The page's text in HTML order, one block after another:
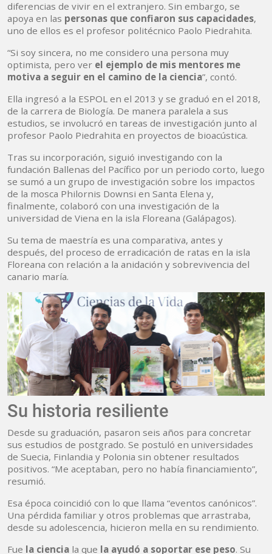
diferencias de vivir en el extranjero. Sin embargo, se
apoya en las personas que confiaron sus capacidades,
uno de ellos es el profesor politécnico Paolo Piedrahita.
“Si soy sincera, no me considero una persona muy
optimista, pero ver el ejemplo de mis mentores me
motiva a seguir en el camino de la ciencia”, contó.
Ella ingresó a la ESPOL en el 2013 y se graduó en el 2018,
de la carrera de Biología. De manera paralela a sus
estudios, se involucró en tareas de investigación junto al
profesor Paolo Piedrahita en proyectos de bioacústica.
Tras su incorporación, siguió investigando con la
fundación Ballenas del Pacífico por un periodo corto, luego
se sumó a un grupo de investigación sobre los impactos
de la mosca Philornis Downsi en Santa Elena y,
finalmente, colaboró con una investigación de la
universidad de Viena en la isla Floreana (Galápagos).
Su tema de maestría es una comparativa, antes y
después, del proceso de erradicación de ratas en la isla
Floreana con relación a la anidación y sobrevivencia del
canario maría.
Su historia resiliente
Desde su graduación, pasaron seis años para concretar
sus estudios de postgrado. Se postuló en universidades
de Suecia, Finlandia y Polonia sin obtener resultados
positivos. “Me aceptaban, pero no había financiamiento”,
resumió.
Esa época coincidió con lo que llama “eventos canónicos”.
Una pérdida familiar y otros problemas que arrastraba,
desde su adolescencia, hicieron mella en su rendimiento.
Fue la ciencia la que la ayudó a soportar ese peso. Su